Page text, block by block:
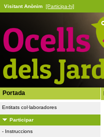
Visitant Anònim [Participa-hi]
Portada
Entitats col·laboradores
Participar
- Instruccions